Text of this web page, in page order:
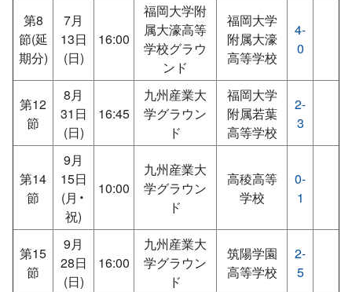
第8
節(延
期分)
7月
13日
(日)
16:00
福岡大学附
属大濠高等
学校グラウ
ンド
福岡大学
附属大濠
高等学校
4-
0
第12
節
8月
31日
(日)
16:45
九州産業大
学グラウン
ド
福岡大学
附属若葉
高等学校
2-
3
第14
節
9月
15日
(月・
祝)
10:00
九州産業大
学グラウン
ド
高稜高等
学校
0-
1
第15
節
9月
28日
(日)
16:00
九州産業大
学グラウン
ド
筑陽学園
高等学校
2-
5